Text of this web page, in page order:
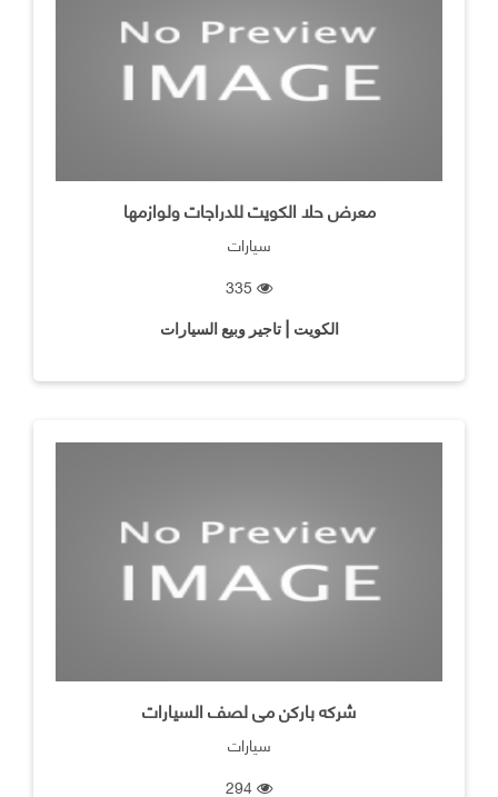
معرض حلا الكويت للدراجات ولوازمها
سيارات
الكويت | تاجير وبيع السيارات
شركه باركن مى لصف السيارات
سيارات